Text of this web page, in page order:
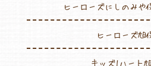
ヒーローズにしのみや
ヒーローズ旭
キッズ1ハート